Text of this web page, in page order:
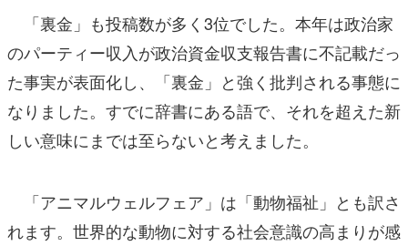
「裏金」も投稿数が多く3位でした。本年は政治家
のパーティー収入が政治資金収支報告書に不記載だっ
た事実が表面化し、「裏金」と強く批判される事態に
なりました。すでに辞書にある語で、それを超えた新
しい意味にまでは至らないと考えました。
「アニマルウェルフェア」は「動物福祉」とも訳さ
れます。世界的な動物に対する社会意識の高まりが感